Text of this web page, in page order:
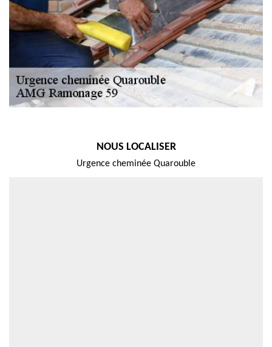
NOUS LOCALISER
Urgence cheminée Quarouble